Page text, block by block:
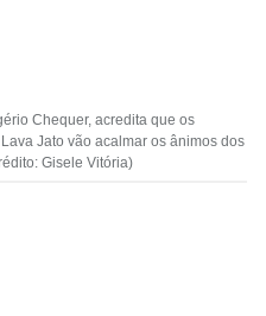
Chequer, acredita que os
Jato vão acalmar os ânimos dos
Gisele Vitória)